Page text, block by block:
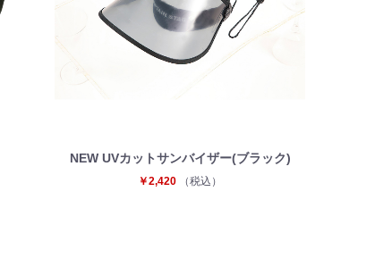
NEW UVカットサンバイザー(ブラック)
￥2,420 （税込）